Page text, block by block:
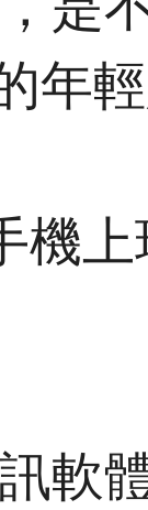
年
機上
軟